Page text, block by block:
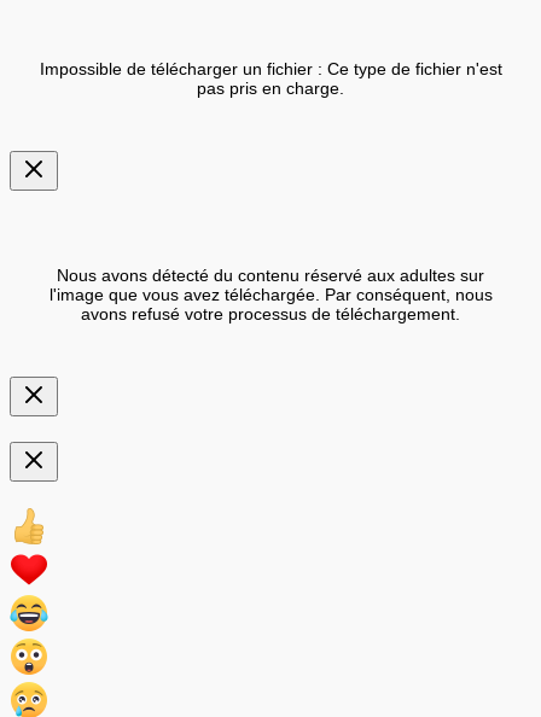
Impossible de télécharger un fichier : Ce type de fichier n'est
pas pris en charge.
Nous avons détecté du contenu réservé aux adultes sur
l'image que vous avez téléchargée. Par conséquent, nous
avons refusé votre processus de téléchargement.